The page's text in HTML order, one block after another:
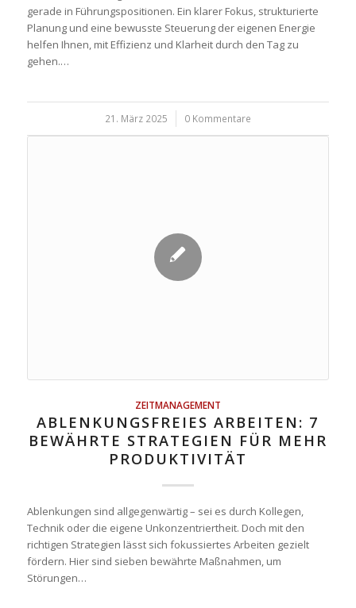
gerade in Führungspositionen. Ein klarer Fokus, strukturierte
Planung und eine bewusste Steuerung der eigenen Energie
helfen Ihnen, mit Effizienz und Klarheit durch den Tag zu
gehen.…
21. März 2025
/ 0 Kommentare
ZEITMANAGEMENT
ABLENKUNGSFREIES ARBEITEN: 7
BEWÄHRTE STRATEGIEN FÜR MEHR
PRODUKTIVITÄT
Ablenkungen sind allgegenwärtig – sei es durch Kollegen,
Technik oder die eigene Unkonzentriertheit. Doch mit den
richtigen Strategien lässt sich fokussiertes Arbeiten gezielt
fördern. Hier sind sieben bewährte Maßnahmen, um
Störungen…